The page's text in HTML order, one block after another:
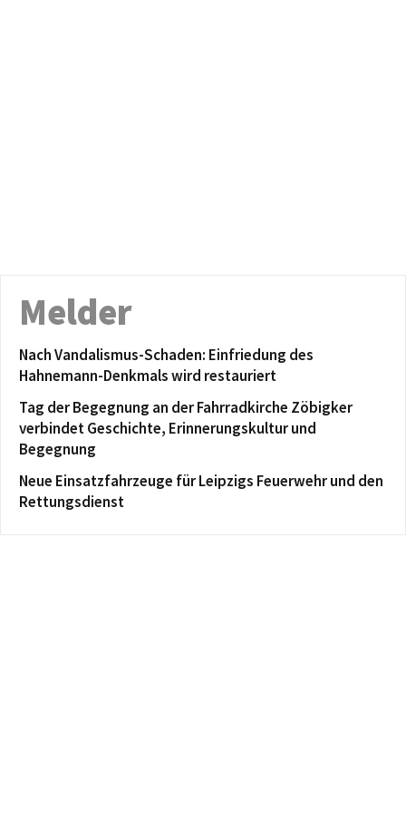
Melder
Nach Vandalismus-Schaden: Einfriedung des
Hahnemann-Denkmals wird restauriert
Tag der Begegnung an der Fahrradkirche Zöbigker
verbindet Geschichte, Erinnerungskultur und
Begegnung
Neue Einsatzfahrzeuge für Leipzigs Feuerwehr und den
Rettungsdienst